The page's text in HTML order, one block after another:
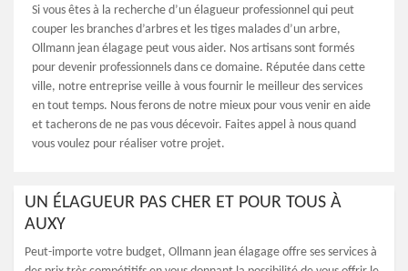
Si vous êtes à la recherche d’un élagueur professionnel qui peut
couper les branches d’arbres et les tiges malades d’un arbre,
Ollmann jean élagage peut vous aider. Nos artisans sont formés
pour devenir professionnels dans ce domaine. Réputée dans cette
ville, notre entreprise veille à vous fournir le meilleur des services
en tout temps. Nous ferons de notre mieux pour vous venir en aide
et tacherons de ne pas vous décevoir. Faites appel à nous quand
vous voulez pour réaliser votre projet.
UN ÉLAGUEUR PAS CHER ET POUR TOUS À
AUXY
Peut-importe votre budget, Ollmann jean élagage offre ses services à